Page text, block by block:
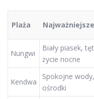
Plaża
Nungwi
Biały piasek,
życie nocne
Kendwa
Spokojne
ośrodki